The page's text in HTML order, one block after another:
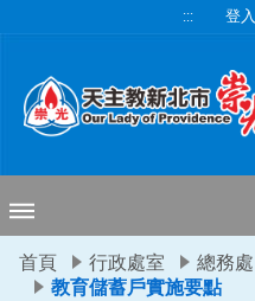
移至網頁之主要內容區位置
::: 登入
首頁 行政處室 總務處
教育儲蓄戶實施要點